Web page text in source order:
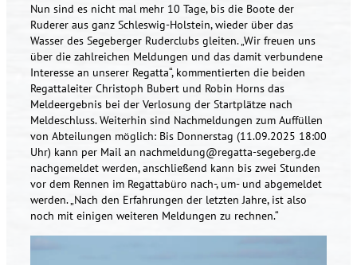
Nun sind es nicht mal mehr 10 Tage, bis die Boote der
Ruderer aus ganz Schleswig-Holstein, wieder über das
Wasser des Segeberger Ruderclubs gleiten. „Wir freuen uns
über die zahlreichen Meldungen und das damit verbundene
Interesse an unserer Regatta“, kommentierten die beiden
Regattaleiter Christoph Bubert und Robin Horns das
Meldeergebnis bei der Verlosung der Startplätze nach
Meldeschluss. Weiterhin sind Nachmeldungen zum Auffüllen
von Abteilungen möglich: Bis Donnerstag (11.09.2025 18:00
Uhr) kann per Mail an nachmeldung@regatta-segeberg.de
nachgemeldet werden, anschließend kann bis zwei Stunden
vor dem Rennen im Regattabüro nach-, um- und abgemeldet
werden. „Nach den Erfahrungen der letzten Jahre, ist also
noch mit einigen weiteren Meldungen zu rechnen.“